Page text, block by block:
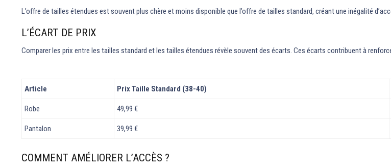
L’offre de tailles étendues est souvent plus chère et moins disponible que l’offre de tailles standard, créant une inégalité
L’ÉCART DE PRIX
Comparer les prix entre les tailles standard et les tailles étendues révèle souvent des écarts. Ces écarts contribuent à
Article Prix Taille Standard (38-40)
Robe 49,99 €
Pantalon 39,99 €
COMMENT AMÉLIORER L’ACCÈS ?